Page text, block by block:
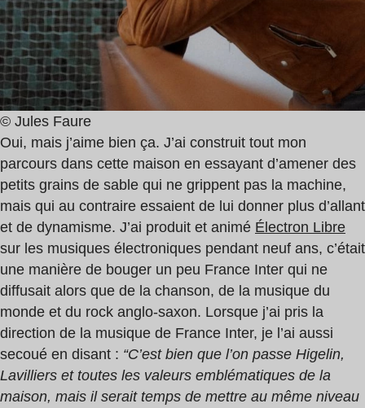
© Jules Faure
Oui, mais j’aime bien ça. J’ai construit tout mon
parcours dans cette maison en essayant d’amener des
petits grains de sable qui ne grippent pas la machine,
mais qui au contraire essaient de lui donner plus d’allant
et de dynamisme. J’ai produit et animé Électron Libre
sur les musiques électroniques pendant neuf ans, c’était
une manière de bouger un peu France Inter qui ne
diffusait alors que de la chanson, de la musique du
monde et du rock anglo-saxon. Lorsque j’ai pris la
direction de la musique de France Inter, je l’ai aussi
secoué en disant : “C’est bien que l’on passe Higelin,
Lavilliers et toutes les valeurs emblématiques de la
maison, mais il serait temps de mettre au même niveau